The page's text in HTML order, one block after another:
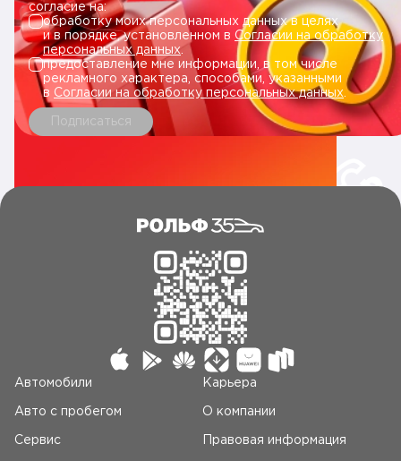
согласие на:
обработку моих персональных данных в целях
и в порядке, установленном в Согласии на обработку
персональных данных.
предоставление мне информации, в том числе
рекламного характера, способами, указанными
в Согласии на обработку персональных данных
Подписаться
Автомобили
Авто c пробегом
Сервис
Карьера
О компании
Правовая информация